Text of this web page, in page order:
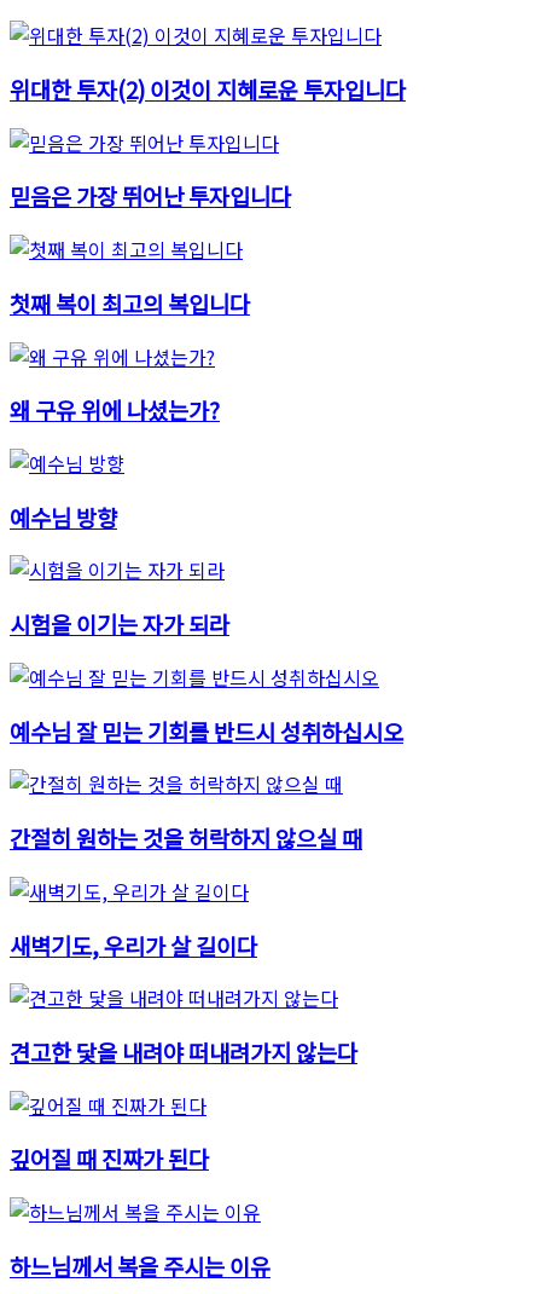
위대한 투자(2) 이것이 지혜로운 투자입니다
믿음은 가장 뛰어난 투자입니다
첫째 복이 최고의 복입니다
왜 구유 위에 나셨는가?
예수님 방향
시험을 이기는 자가 되라
예수님 잘 믿는 기회를 반드시 성취하십시오
간절히 원하는 것을 허락하지 않으실 때
새벽기도, 우리가 살 길이다
견고한 닻을 내려야 떠내려가지 않는다
깊어질 때 진짜가 된다
하느님께서 복을 주시는 이유